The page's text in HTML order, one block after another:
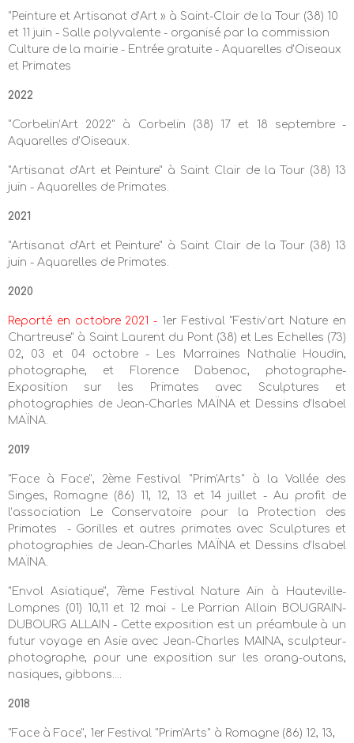
"Peinture et Artisanat d’Art » à Saint-Clair de la Tour (38) 10
et 11 juin - Salle polyvalente - organisé par la commission
Culture de la mairie - Entrée gratuite - Aquarelles d'Oiseaux
et Primates
2022
"Corbelin’Art 2022" à Corbelin (38) 17 et 18 septembre -
Aquarelles d'Oiseaux.
"Artisanat d'Art et Peinture" à Saint Clair de la Tour (38) 13
juin - Aquarelles de Primates.
2021
"Artisanat d'Art et Peinture" à Saint Clair de la Tour (38) 13
juin - Aquarelles de Primates.
2020
Reporté en octobre 2021 - 1er Festival "Festiv’art Nature en
Chartreuse" à Saint Laurent du Pont (38) et Les Echelles (73)
02, 03 et 04 octobre - Les Marraines Nathalie Houdin,
photographe, et Florence Dabenoc, photographe-
Exposition sur les Primates avec Sculptures et
photographies de Jean-Charles MAÏNA et Dessins d’Isabel
MAÏNA.
2019
"Face à Face", 2ème Festival "Prim'Arts" à la Vallée des
Singes, Romagne (86) 11, 12, 13 et 14 juillet - Au profit de
l’association Le Conservatoire pour la Protection des
Primates - Gorilles et autres primates avec Sculptures et
photographies de Jean-Charles MAÏNA et Dessins d’Isabel
MAÏNA.
"Envol Asiatique", 7ème Festival Nature Ain à Hauteville-
Lompnes (01) 10,11 et 12 mai - Le Parrian Allain BOUGRAIN-
DUBOURG ALLAIN - Cette exposition est un préambule à un
futur voyage en Asie avec Jean-Charles MAINA, sculpteur-
photographe, pour une exposition sur les orang-outans,
nasiques, gibbons....
2018
"Face à Face", 1er Festival "Prim'Arts" à Romagne (86) 12, 13,